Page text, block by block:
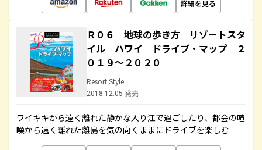
詳細を見る
Ｒ０６ 地球の歩き方 リゾートスタ
イル ハワイ ドライブ・マップ ２
０１９～２０２０
Resort Style
2018.12.05 発売
ワイキキから遠く離れた静かな入り江で過ごしたり、都会の喧
噪から遠く離れた離島を気の向くままにドライブを楽しむ